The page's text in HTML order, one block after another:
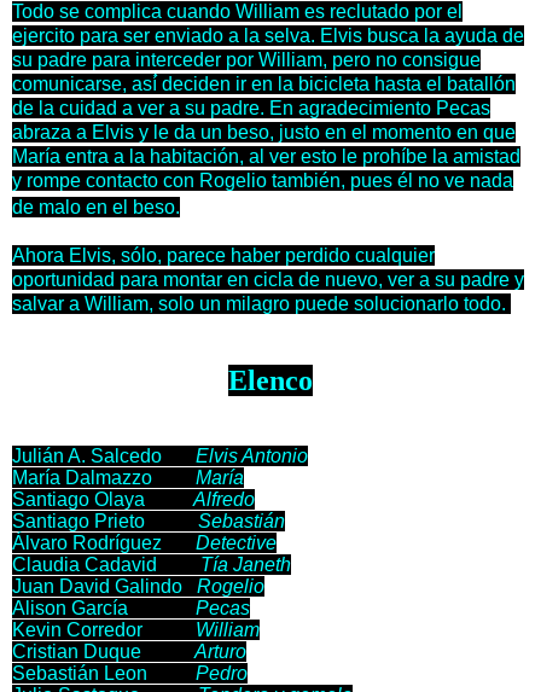
Todo se complica cuando William es reclutado por el
ejercito para ser enviado a la selva. Elvis busca la ayuda de
su padre para interceder por William, pero no consigue
comunicarse, así́ deciden ir en la bicicleta hasta el batallón
de la cuidad a ver a su padre. En agradecimiento Pecas
abraza a Elvis y le da un beso, justo en el momento en que
María entra a la habitación, al ver esto le prohíbe la amistad
y rompe contacto con Rogelio también, pues él no ve nada
de malo en el beso.
Ahora Elvis, sólo, parece haber perdido cualquier
oportunidad para montar en cicla de nuevo, ver a su padre y
salvar a William, solo un milagro puede solucionarlo todo.
Elenco
Julián A. Salcedo Elvis Antonio
María Dalmazzo María
Santiago Olaya Alfredo
Santiago Prieto Sebastián
Álvaro Rodríguez Detective
Claudia Cadavid Tía Janeth
Juan David Galindo Rogelio
Alison García Pecas
Kevin Corredor William
Cristian Duque Arturo
Sebastián Leon Pedro